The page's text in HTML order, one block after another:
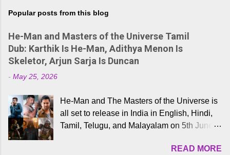
Popular posts from this blog
He-Man and Masters of the Universe Tamil
Dub: Karthik Is He-Man, Adithya Menon Is
Skeletor, Arjun Sarja Is Duncan
- May 25, 2026
He-Man and The Masters of the Universe is
all set to release in India in English, Hindi,
Tamil, Telugu, and Malayalam on 5th June,
received a lot of love from cult He-Man fans
READ MORE